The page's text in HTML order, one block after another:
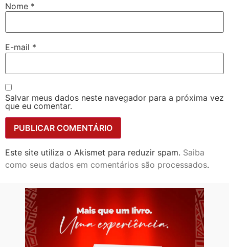
Nome *
E-mail *
Salvar meus dados neste navegador para a próxima vez
que eu comentar.
Este site utiliza o Akismet para reduzir spam. Saiba
como seus dados em comentários são processados.